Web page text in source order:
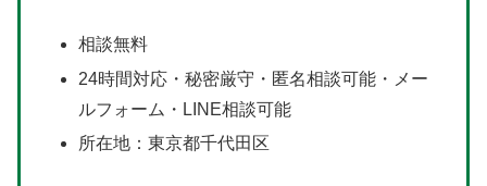
相談無料
24時間対応・秘密厳守・匿名相談可能・メー
ルフォーム・LINE相談可能
所在地：東京都千代田区